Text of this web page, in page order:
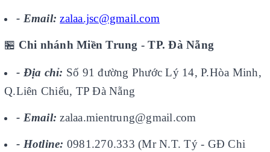
- Email: zalaa.jsc@gmail.com
🏪 Chi nhánh Miền Trung - TP. Đà Nẵng
- Địa chỉ: Số 91 đường Phước Lý 14, P.Hòa Minh,
Q.Liên Chiểu, TP Đà Nẵng
- Email: zalaa.mientrung@gmail.com
- Hotline: 0981.270.333 (Mr N.T. Tý - GĐ Chi